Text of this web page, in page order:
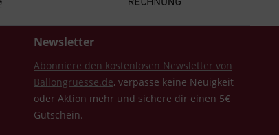
Newsletter
Abonniere den kostenlosen Newsletter von
Ballongruesse.de, verpasse keine Neuigkeit
oder Aktion mehr und sichere dir einen 5€
Gutschein.